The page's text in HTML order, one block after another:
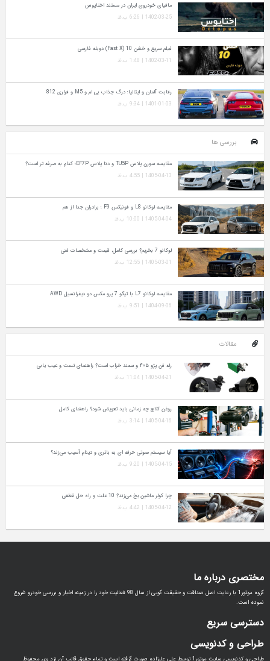
مافیای خودروی ایران در مستند اختاپوس
1402-03-25 | 6:26 ب.ظ
فیلم سریع و خشن 10 (Fast X) دوبله فارسی
1402-03-11 | 1:48 ب.ظ
رقابت آلمان و ایتالیا؛ درگ جذاب بی ام و M5 و فراری 812
1401-01-03 | 9:34 ب.ظ
بررسی ها
مقایسه سورن پلاس TU5P و دنا پلاس EF7P؛ کدام به‌ صرفه‌ تر است؟
1405-04-13 | 4:55 ب.ظ
مقایسه لوکانو L8 و فونیکس F9 ؛ برادران جدا از هم
1405-04-04 | 10:00 ب.ظ
لوکانو 7 بخریم؟ بررسی کامل، قیمت و مشخصات فنی
1405-03-01 | 12:55 ب.ظ
مقایسه لوکانو L7 با تیگو 7 پرو مکس دو دیفرانسیل AWD
1404-09-06 | 9:51 ب.ظ
مقالات
رله فن پژو ۴۰۵ و سمند خراب است؟ راهنمای تست و عیب‌ یابی
1405-04-21 | 11:04 ب.ظ
روغن کلاچ چه زمانی باید تعویض شود؟ راهنمای کامل
1405-04-16 | 3:14 ب.ظ
آیا سیستم صوتی حرفه‌ ای به باتری و دینام آسیب می‌زند؟
1405-04-15 | 9:20 ب.ظ
چرا کولر ماشین یخ می‌زند؟ 10 علت و راه‌ حل قطعی
1405-04-12 | 4:42 ب.ظ
مختصری درباره ما
گروه موتور1 با رعایت اصل صداقت و حقیقت گویی از سال 98 فعالیت خود را در زمینه اخبار و بررسی خودرو شروع
نموده است.
دسترسی سریع
طراحی و کدنویسی
طراحی و کدنویسی سایت موتور1 توسط علی علیزاده صورت گرفته است و تمام حقوق قالب آن نزد وی محفوظ